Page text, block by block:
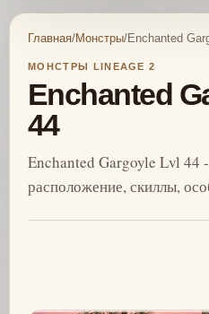
Главная/Монстры/Enchanted
МОНСТРЫ LINEAGE 2
Enchanted
44
Enchanted Gargoyle Lvl 44
расположение, скиллы,